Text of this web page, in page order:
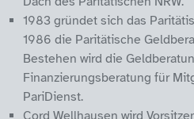
1983 gründet sich das
1986 die Paritätische
Bestehen wird die
Finanzierungsberatung für
PariDienst.